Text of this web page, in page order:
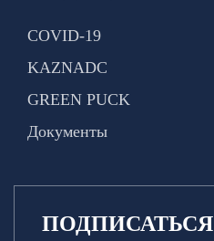
COVID-19
KAZNADC
GREEN PUCK
Документы